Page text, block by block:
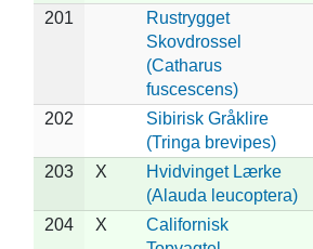
201
Rustrygget
Skovdrossel
(Catharus
fuscescens)
202
Sibirisk Gråklire
(Tringa brevipes)
203 X
Hvidvinget Lærke
(Alauda leucoptera)
204 X
Californisk